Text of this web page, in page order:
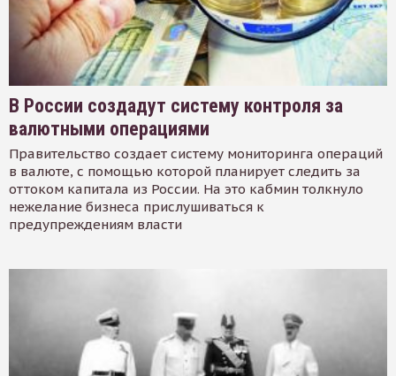
В России создадут систему контроля за
валютными операциями
Правительство создает систему мониторинга операций
в валюте, с помощью которой планирует следить за
оттоком капитала из России. На это кабмин толкнуло
нежелание бизнеса прислушиваться к
предупреждениям власти